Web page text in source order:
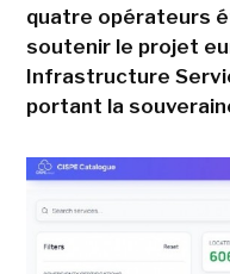
quatre opérateurs
soutenir le projet
Infrastructure
portant la